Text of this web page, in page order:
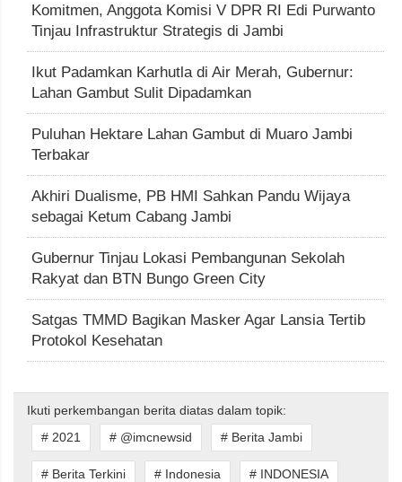
Komitmen, Anggota Komisi V DPR RI Edi Purwanto
Tinjau Infrastruktur Strategis di Jambi
Ikut Padamkan Karhutla di Air Merah, Gubernur:
Lahan Gambut Sulit Dipadamkan
Puluhan Hektare Lahan Gambut di Muaro Jambi
Terbakar
Akhiri Dualisme, PB HMI Sahkan Pandu Wijaya
sebagai Ketum Cabang Jambi
Gubernur Tinjau Lokasi Pembangunan Sekolah
Rakyat dan BTN Bungo Green City
Satgas TMMD Bagikan Masker Agar Lansia Tertib
Protokol Kesehatan
Ikuti perkembangan berita diatas dalam topik:
# 2021
# @imcnewsid # Berita Jambi
# Berita Terkini # Indonesia # INDONESIA